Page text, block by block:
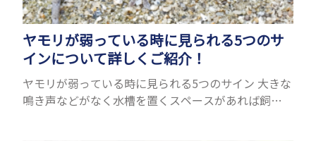
ヤモリが弱っている時に見られる5つのサ
インについて詳しくご紹介！
ヤモリが弱っている時に見られる5つのサイン 大きな
鳴き声などがなく水槽を置くスペースがあれば飼う